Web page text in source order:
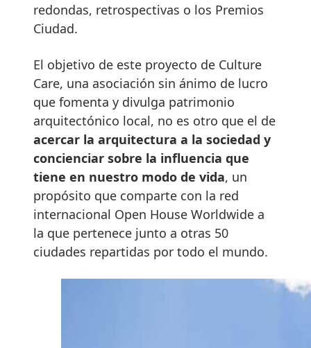
redondas, retrospectivas o los Premios
Ciudad.
El objetivo de este proyecto de Culture
Care, una asociación sin ánimo de lucro
que fomenta y divulga patrimonio
arquitectónico local, no es otro que el de
acercar la arquitectura a la sociedad y
concienciar sobre la influencia que
tiene en nuestro modo de vida, un
propósito que comparte con la red
internacional Open House Worldwide a
la que pertenece junto a otras 50
ciudades repartidas por todo el mundo.